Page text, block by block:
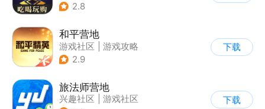
2.8
和平营地
游戏社区
游戏攻略
2.9
下载
旅法师营地
兴趣社区
游戏社区
下载